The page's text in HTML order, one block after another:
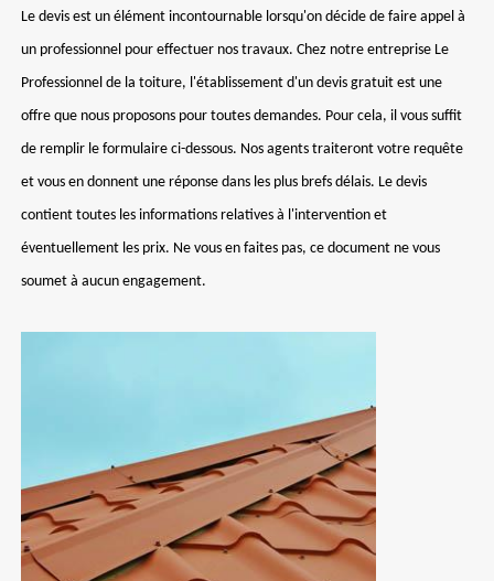
Le devis est un élément incontournable lorsqu'on décide de faire appel à
un professionnel pour effectuer nos travaux. Chez notre entreprise Le
Professionnel de la toiture, l'établissement d'un devis gratuit est une
offre que nous proposons pour toutes demandes. Pour cela, il vous suffit
de remplir le formulaire ci-dessous. Nos agents traiteront votre requête
et vous en donnent une réponse dans les plus brefs délais. Le devis
contient toutes les informations relatives à l'intervention et
éventuellement les prix. Ne vous en faites pas, ce document ne vous
soumet à aucun engagement.